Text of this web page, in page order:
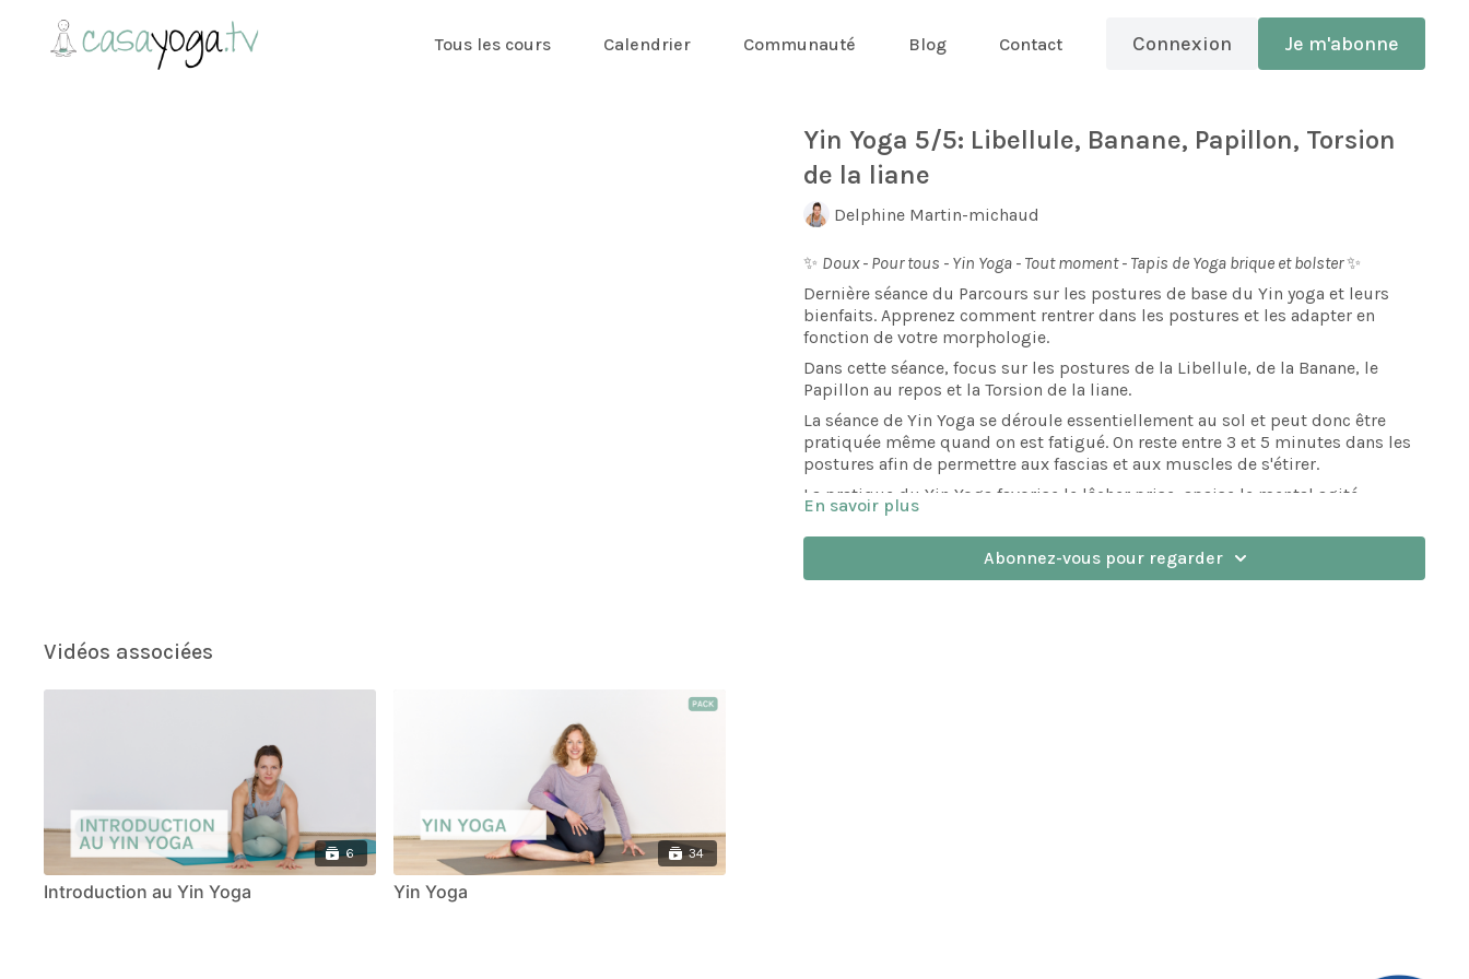
Tous les cours Calendrier Communauté Blog Contact Connexion Je m'abonne
Yin Yoga 5/5: Libellule, Banane, Papillon, Torsion
de la liane
Delphine Martin-michaud
✨ Doux - Pour tous - Yin Yoga - Tout moment - Tapis de Yoga brique et bolster✨
Dernière séance du Parcours sur les postures de base du Yin yoga et leurs
bienfaits. Apprenez comment rentrer dans les postures et les adapter en
fonction de votre morphologie.
Dans cette séance, focus sur les postures de la Libellule, de la Banane, le
Papillon au repos et la Torsion de la liane.
La séance de Yin Yoga se déroule essentiellement au sol et peut donc être
pratiquée même quand on est fatigué. On reste entre 3 et 5 minutes dans les
postures afin de permettre aux fascias et aux muscles de s'étirer.
La pratique du Yin Yoga favorise le lâcher prise, apaise le mental agité,
permet de revenir à l'essentiel et de travailler sa souplesse avec bienveillance.
Merci à
pour le tapis de yoga.
En savoir plus
Abonnez-vous pour regarder
Vidéos associées
6
Introduction au Yin Yoga
34
Yin Yoga